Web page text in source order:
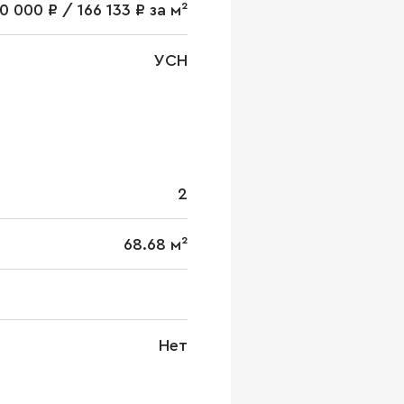
000 ₽ / 166 133 ₽ за м²
УСН
2
68.68 м²
Нет